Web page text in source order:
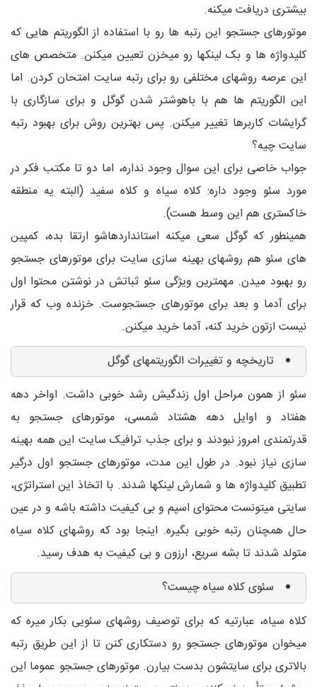
بیشتری دریافت میکنه.
موتورهای جستجو این رتبه ها رو با استفاده از الگوریتم هایی که
کلیدواژه ها و بک لینکها رو میخزن تعیین میکنن. متخصص های
این عرصه روشهای مختلفی رو برای رتبه سایت امتحان کردن. اما
این الگوریتم ها هم با باهوشتر شدن گوگل و برای سازگاری با
گرایشات کاربرها تغییر میکنن. پس بهترین روش برای بهبود رتبه
سایت چیه؟
جواب خاصی برای این سوال وجود نداره، اما دو تا مکتب فکر در
مورد سئو وجود داره: کلاه سیاه و کلاه سفید (البته یه منطقه
خاکستری هم این وسط هست).
همینطور که گوگل سعی میکنه استانداردهاشو ارتقا بده، کمپین
های سئو هم روشهای بهینه سازی سایت برای موتورهای جستجو
رو بهبود میدن. مهمترین ویژگی سئو ثباتش در نوشتن محتوا اول
برای آدما و بعد برای موتورهای جستجوست. خزنده وب که قرار
نیست ازتون خرید کنه، آدما خرید میکنن.
تاریخچه و تغییرات الگوریتمهای گوگل
سئو از همون مراحل اول زندگیش رشد خوبی داشت. اواخر دهه
هفتاد و اوایل دهه هشتاد شمسی، موتورهای جستجو به
قدرتمندی امروز نبودند و برای جذب ترافیک سایت این همه بهینه
سازی نیاز نبود. در طول این مدت، موتورهای جستجو اول درگیر
تطبیق کلیدواژه ها و شمارش لینکها شدند. با اتخاذ این استراتژی،
سایتی میتونست محتوای اسپم و بی کیفیت داشته باشه و در عین
حال همچنان رتبه خوبی بگیره. اینجا بود که روشهای کلاه سیاه
متولد شدند تا بشه سریع، ارزون و بی کیفیت به هدف رسید.
سئوی کلاه سیاه چیست؟
کلاه سیاه، عبارتیه که برای توصیف روشهای سئویی بکار میره که
میخوان موتورهای جستجو رو دستکاری کنن تا از این طریق رتبه
بالاتری برای سایتشون بدست بیارن. موتورهای جستجو عموما این